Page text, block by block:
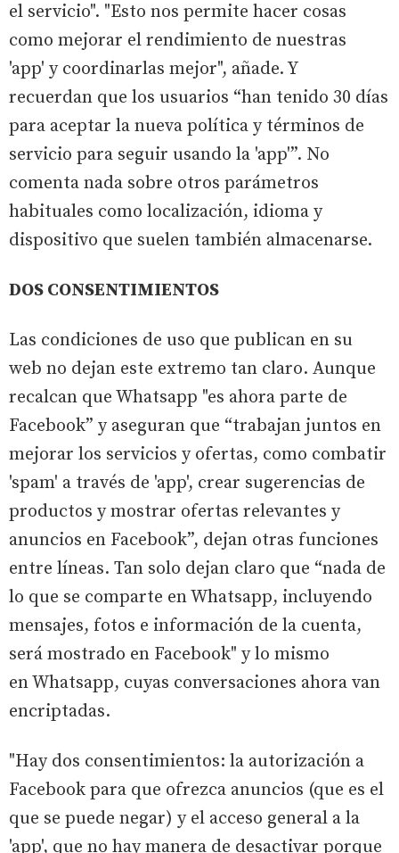
el servicio". "Esto nos permite hacer cosas
como mejorar el rendimiento de nuestras
'app' y coordinarlas mejor", añade. Y
recuerdan que los usuarios “han tenido 30 días
para aceptar la nueva política y términos de
servicio para seguir usando la 'app'”. No
comenta nada sobre otros parámetros
habituales como localización, idioma y
dispositivo que suelen también almacenarse.
DOS CONSENTIMIENTOS
Las condiciones de uso que publican en su
web no dejan este extremo tan claro. Aunque
recalcan que Whatsapp "es ahora parte de
Facebook” y aseguran que “trabajan juntos en
mejorar los servicios y ofertas, como combatir
'spam' a través de 'app', crear sugerencias de
productos y mostrar ofertas relevantes y
anuncios en Facebook”, dejan otras funciones
entre líneas. Tan solo dejan claro que “nada de
lo que se comparte en Whatsapp, incluyendo
mensajes, fotos e información de la cuenta,
será mostrado en Facebook" y lo mismo
en Whatsapp, cuyas conversaciones ahora van
encriptadas.
"Hay dos consentimientos: la autorización a
Facebook para que ofrezca anuncios (que es el
que se puede negar) y el acceso general a la
'app', que no hay manera de desactivar porque